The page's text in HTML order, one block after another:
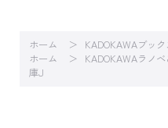
ホーム KADOKAWAブッ
ホーム
KADOKAWAラノ
庫J